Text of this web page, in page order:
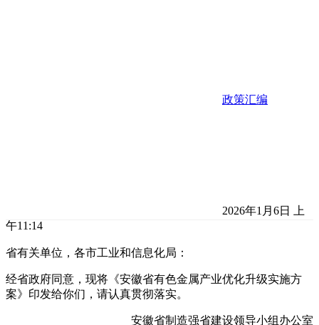
政策汇编
2026年1月6日 上
午11:14
省有关单位，各市工业和信息化局：
经省政府同意，现将《安徽省有色金属产业优化升级实施方
案》印发给你们，请认真贯彻落实。
安徽省制造强省建设领导小组办公室